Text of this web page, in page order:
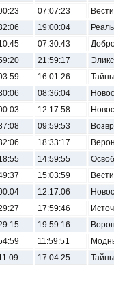
07:07:23
19:00:04
07:30:43
21:59:17
16:01:26
08:36:04
12:17:58
09:59:53
18:33:17
14:59:55
15:03:59
12:17:06
17:59:46
19:59:16
11:59:51
17:04:25